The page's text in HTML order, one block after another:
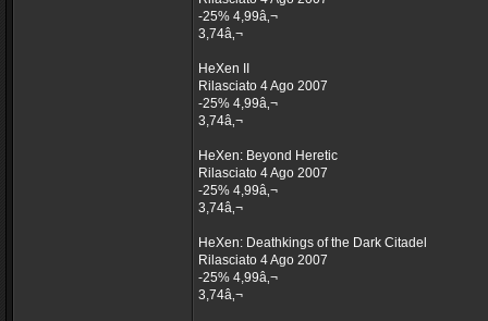
-25% 4,99â‚¬
3,74â‚¬
HeXen II
Rilasciato 4 Ago 2007
-25% 4,99â‚¬
3,74â‚¬
HeXen: Beyond Heretic
Rilasciato 4 Ago 2007
-25% 4,99â‚¬
3,74â‚¬
HeXen: Deathkings of the Dark Citadel
Rilasciato 4 Ago 2007
-25% 4,99â‚¬
3,74â‚¬